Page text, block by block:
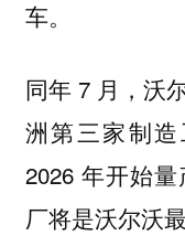
车。
同年 7 月，沃
洲第三家制造
2026 年开始
厂将是沃尔沃